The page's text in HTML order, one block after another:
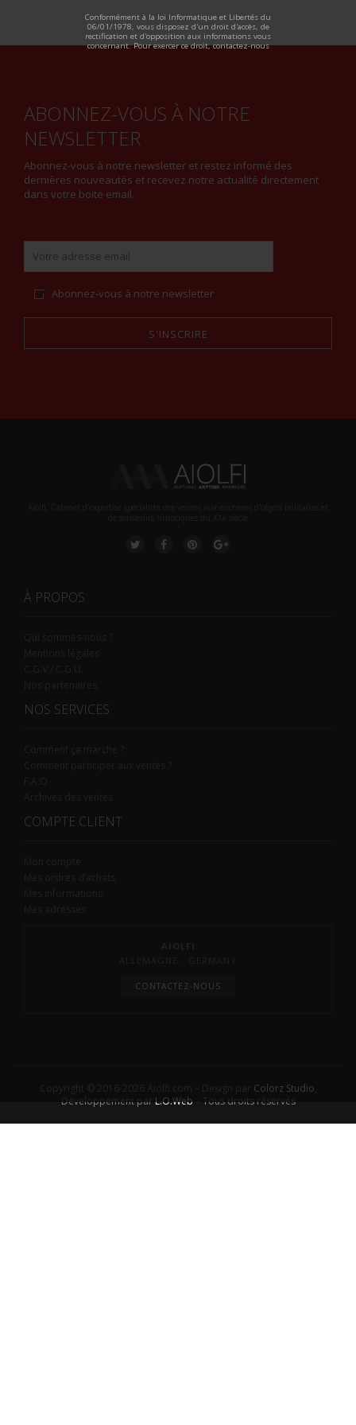
Conformément à la loi Informatique et Libertés du
06/01/1978, vous disposez d'un droit d'accès, de
rectification et d'opposition aux informations vous
concernant. Pour exercer ce droit, contactez-nous
ABONNEZ-VOUS À NOTRE
NEWSLETTER
Abonnez-vous à notre newsletter et restez informé des
dernières nouveautés et recevez notre actualité directement
dans votre boite email.
Abonnez-vous à notre newsletter
S'INSCRIRE
À PROPOS
NOS SERVICES
COMPTE CLIENT
CONTACTEZ-NOUS
Colorz Studio
Développement par L.O.Web – Tous droits réservés